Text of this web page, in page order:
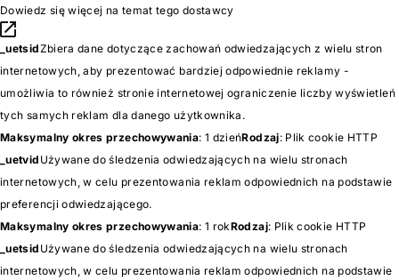
Dowiedz się więcej na temat tego dostawcy
_uetsidZbiera dane dotyczące zachowań odwiedzających z wielu stron
internetowych, aby prezentować bardziej odpowiednie reklamy -
umożliwia to również stronie internetowej ograniczenie liczby wyświetleń
tych samych reklam dla danego użytkownika.
Maksymalny okres przechowywania: 1 dzieńRodzaj: Plik cookie HTTP
_uetvid Używane do śledzenia odwiedzających na wielu stronach
internetowych, w celu prezentowania reklam odpowiednich na podstawie
preferencji odwiedzającego.
Maksymalny okres przechowywania: 1 rokRodzaj: Plik cookie HTTP
_uetsid Używane do śledzenia odwiedzających na wielu stronach
internetowych, w celu prezentowania reklam odpowiednich na podstawie